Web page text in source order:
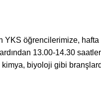
YKS öğrencilerimize, hafta
13.00-14.30
kimya, biyoloji gibi